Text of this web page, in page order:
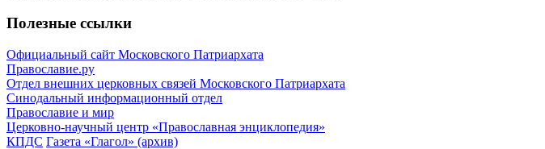
Полезные ссылки
Официальный сайт Московского Патриархата
Православие.ру
Отдел внешних церковных связей Московского Патриархата
Синодальный информационный отдел
Православие и мир
Церковно-научный центр «Православная энциклопедия»
КПДС Газета «Глагол» (архив)